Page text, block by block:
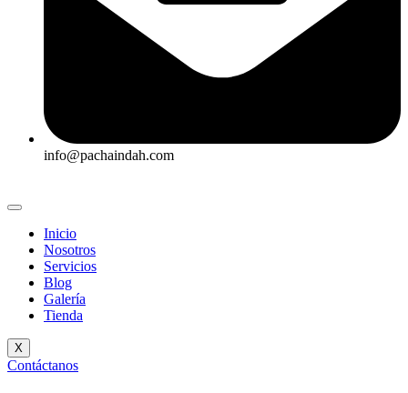
info@pachaindah.com
Inicio
Nosotros
Servicios
Blog
Galería
Tienda
X
Contáctanos